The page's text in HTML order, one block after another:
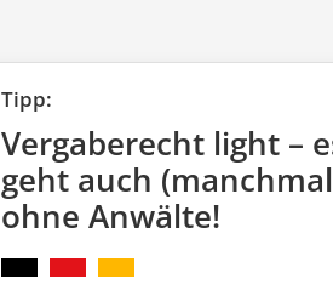
Tipp:
Vergaberecht light –
geht auch
ohne Anwälte!